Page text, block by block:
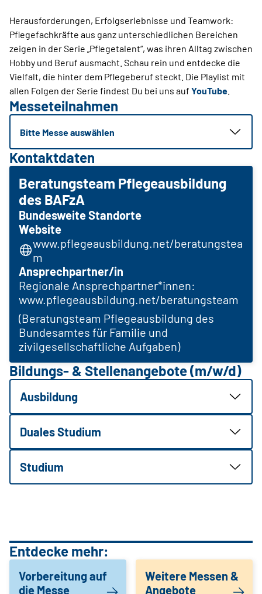
Herausforderungen, Erfolgserlebnisse und Teamwork:
Pflegefachkräfte aus ganz unterschiedlichen Bereichen
zeigen in der Serie „Pflegetalent“, was ihren Alltag zwischen
Hobby und Beruf ausmacht. Schau rein und entdecke die
Vielfalt, die hinter dem Pflegeberuf steckt. Die Playlist mit
allen Folgen der Serie findest Du bei uns auf YouTube
Messeteilnahmen
Bitte Messe auswählen
Kontaktdaten
Beratungsteam Pflegeausbildung
des BAFzA
Bundesweite Standorte
Website
www.pflegeausbildung.net/beratungstea
m
Ansprechpartner/in
Regionale Ansprechpartner*innen:
www.pflegeausbildung.net/beratungsteam
(Beratungsteam Pflegeausbildung des
Bundesamtes für Familie und
zivilgesellschaftliche Aufgaben)
Bildungs- & Stellenangebote (m/w/d)
Ausbildung
Duales Studium
Studium
Entdecke mehr:
Vorbereitung auf
die Messe
Weitere Messen &
Angebote